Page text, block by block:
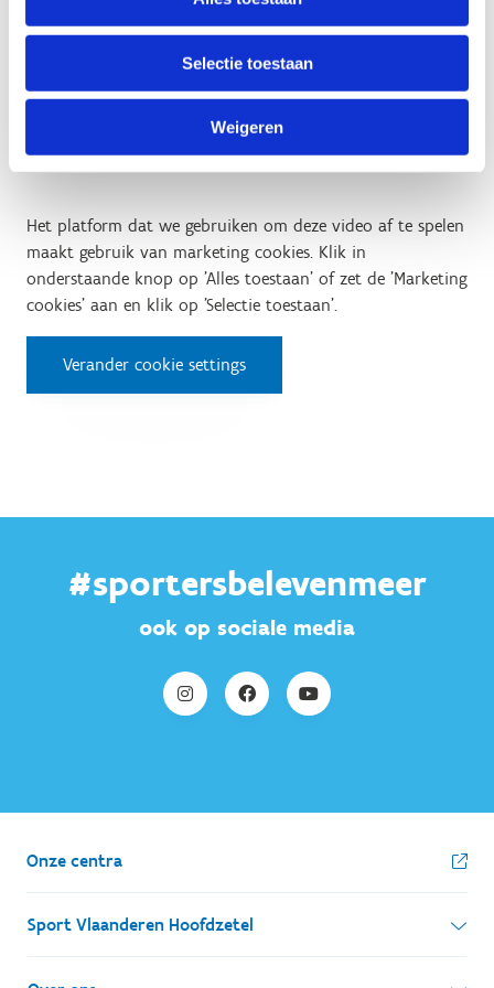
Selectie toestaan
Weigeren
Verander cookie settings
Test 5: Met een hand rijden
Het platform dat we gebruiken om deze video af te spelen
maakt gebruik van marketing cookies. Klik in
onderstaande knop op 'Alles toestaan' of zet de 'Marketing
cookies' aan en klik op 'Selectie toestaan'.
Verander cookie settings
#sportersbelevenmeer
ook op sociale media
Onze centra
Sport Vlaanderen Hoofdzetel
Simon Bolivarlaan 17